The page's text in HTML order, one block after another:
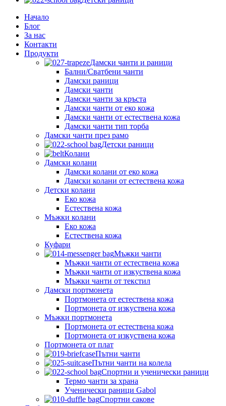
Начало
Блог
За нас
Контакти
Продукти
Дамски чанти и раници
Бални/Сватбени чанти
Дамски раници
Дамски чанти
Дамски чанти за кръста
Дамски чанти от еко кожа
Дамски чанти от естествена кожа
Дамски чанти тип торба
Дамски чанти през рамо
Детски рaници
Колани
Дамски колани
Дамски колани от еко кожа
Дамски колани от естествена кожа
Детски колани
Еко кожа
Естествена кожа
Мъжки колани
Еко кожа
Естествена кожа
Куфари
Мъжки чанти
Мъжки чанти от естествена кожа
Мъжки чанти от изкуствена кожа
Мъжки чанти от текстил
Дамски портмонета
Портмонета от естествена кожа
Портмонета от изкуствена кожа
Мъжки портмонета
Портмонета от естествена кожа
Портмонета от изкуствена кожа
Портмонета от плат
Пътни чанти
Пътни чанти на колела
Спортни и ученически раници
Термо чанти за храна
Ученически раници Gabol
Спортни сакове